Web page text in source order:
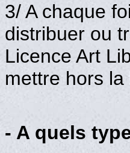
3/ A chaque
distribuer ou
Licence Art
mettre hors la
- A quels